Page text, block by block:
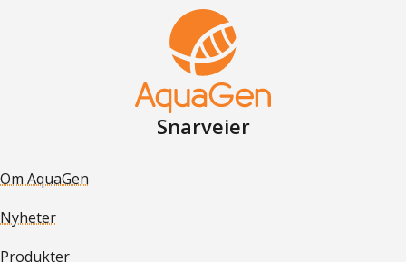
Snarveier
Om AquaGen
Nyheter
Produkter